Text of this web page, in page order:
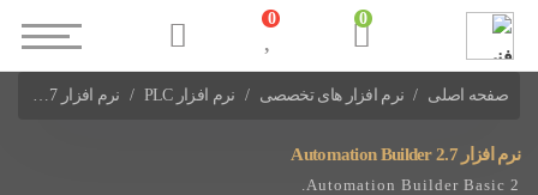
صفحه اصلی نرم افزار های تخصصی نرم افزار PLC
نرم افزار های PLC ABB
نرم افزار Automation Builder 2.7
نرم افزار Automation Builder 2.7
Automation Builder Basic 2.
0
0